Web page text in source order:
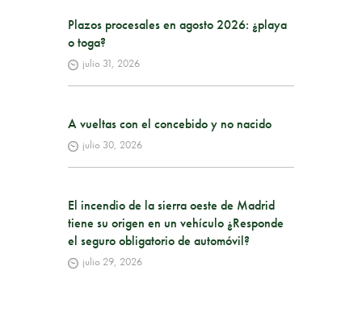
Plazos procesales en agosto 2026: ¿playa
o toga?
julio 31, 2026
A vueltas con el concebido y no nacido
julio 30, 2026
El incendio de la sierra oeste de Madrid
tiene su origen en un vehículo ¿Responde
el seguro obligatorio de automóvil?
julio 29, 2026